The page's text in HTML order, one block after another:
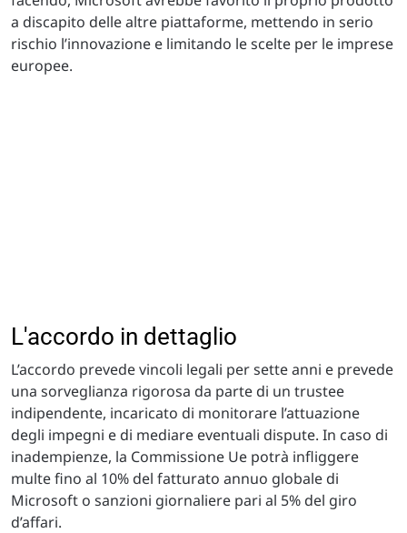
a discapito delle altre piattaforme, mettendo in serio
rischio l’innovazione e limitando le scelte per le imprese
europee.
L'accordo in dettaglio
L’accordo prevede vincoli legali per sette anni e prevede
una sorveglianza rigorosa da parte di un trustee
indipendente, incaricato di monitorare l’attuazione
degli impegni e di mediare eventuali dispute. In caso di
inadempienze, la Commissione Ue potrà infliggere
multe fino al 10% del fatturato annuo globale di
Microsoft o sanzioni giornaliere pari al 5% del giro
d’affari.